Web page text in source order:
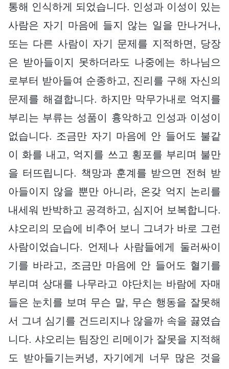
통해 인식하게 되었습니다. 인성과 이성이 있는
사람은 자기 마음에 들지 않는 일을 만나거나,
또는 다른 사람이 자기 문제를 지적하면, 당장
은 받아들이지 못하더라도 나중에는 하나님으
로부터 받아들여 순종하고, 진리를 구해 자신의
문제를 해결합니다. 하지만 막무가내로 억지를
부리는 부류는 성품이 흉악하고 인성과 이성이
없습니다. 조금만 자기 마음에 안 들어도 불같
이 화를 내고, 억지를 쓰고 횡포를 부리며 불만
을 터뜨립니다. 책망과 훈계를 받으면 전혀 받
아들이지 않을 뿐만 아니라, 온갖 억지 논리를
내세워 반박하고 공격하고, 심지어 보복합니다.
샤오리의 모습에 비추어 보니 그녀가 바로 그런
사람이었습니다. 언제나 사람들에게 둘러싸이
기를 바라고, 조금만 마음에 안 들어도 혈기를
부리며 상대를 나무라고 야단치는 바람에 자매
들은 눈치를 보며 무슨 말, 무슨 행동을 잘못해
서 그녀 심기를 건드리지나 않을까 속을 끓였습
니다. 샤오리는 팀장인 리메이가 잘못을 지적해
도 받아들기는커녕, 자기에게 너무 많은 것을